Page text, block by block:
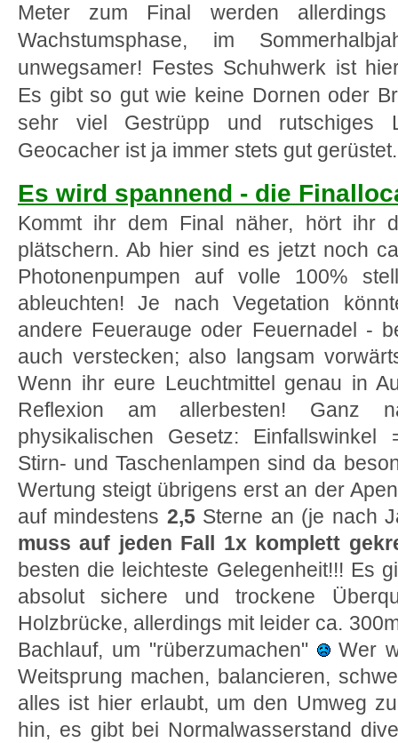
Meter zum Final werden
Wachstumsphase, im
unwegsamer! Festes Schuhwerk ist
Es gibt so gut wie keine Dornen oder
sehr viel Gestrüpp und rutschiges
Geocacher ist ja immer stets gut
Es wird spannend - die
Kommt ihr dem Final näher, hört ihr
plätschern. Ab hier sind es jetzt noch
Photonenpumpen auf volle 100%
ableuchten! Je nach Vegetation
andere Feuerauge oder Feuernadel -
auch verstecken; also langsam
Wenn ihr eure Leuchtmittel genau in
Reflexion am allerbesten! Ganz
physikalischen Gesetz: Einfallswinkel
Stirn- und Taschenlampen sind da
Wertung steigt übrigens erst an der
auf mindestens 2,5Sterne an (je nach
muss auf jeden Fall 1x komplett
besten die leichteste Gelegenheit!!! Es
absolut sichere und trockene
Holzbrücke, allerdings mit leider ca.
Bachlauf, um "rüberzumachen"
Wer
Weitsprung machen, balancieren,
alles ist hier erlaubt, um den Umweg
hin, es gibt bei Normalwasserstand